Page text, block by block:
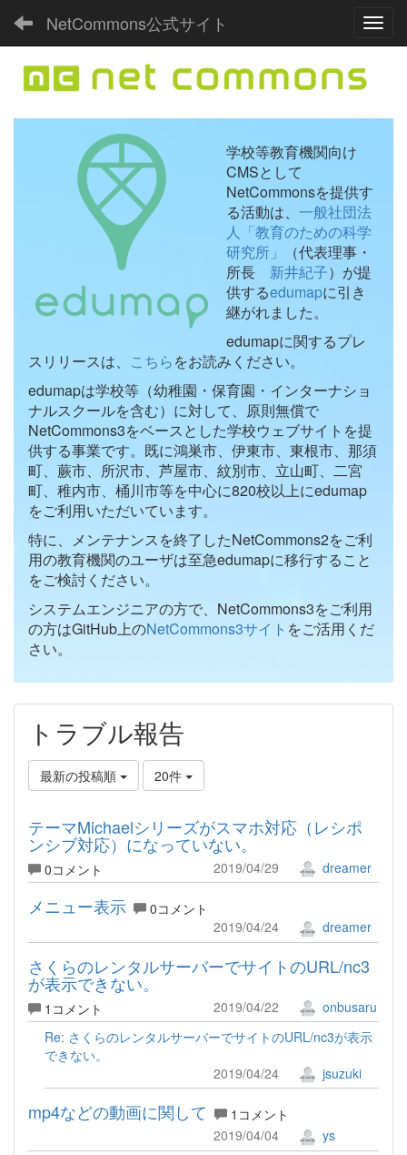
NetCommons公式サイト
学校等教育機関向け
CMSとして
NetCommonsを提供す
る活動は、 一般社団法
人「教育のための科学
研究所」
（代表理事・
所長 新井紀子）が提
供するedumapに引き
継がれました。
edumapに関するプレ
スリリースは、 こちらをお読みください。
edumapは学校等（幼稚園・保育園・インターナショ
ナルスクールを含む）に対して、原則無償で
NetCommons3をベースとした学校ウェブサイトを提
供する事業です。既に鴻巣市、伊東市、東根市、那須
町、蕨市、所沢市、芦屋市、紋別市、立山町、二宮
町、稚内市、桶川市等を中心に820校以上にedumap
をご利用いただいています。
特に、メンテナンスを終了したNetCommons2をご利
用の教育機関のユーザは至急edumapに移行すること
をご検討ください。
システムエンジニアの方で、NetCommons3をご利用
の方はGitHub上のNetCommons3サイト をご活用くだ
さい。
トラブル報告
最新の投稿順 20件
テーマMichaelシリーズがスマホ対応（レシポ
ンシブ対応）になっていない。
0コメント 2019/04/29 dreamer
メニュー表示
0コメント
2019/04/24
dreamer
さくらのレンタルサーバーでサイトのURL/nc3
が表示できない。
1コメント 2019/04/22
onbusaru
Re: さくらのレンタルサーバーでサイトのURL/nc3が表示
できない。
2019/04/24
jsuzuki
mp4などの動画に関して
1コメント
2019/04/04
ys